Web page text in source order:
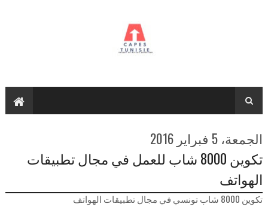
الجمعة، 5 فبراير 2016
تكوين 8000 شاب للعمل في مجال تطبيقات
الهواتف
تكوين 8000 شاب تونسي في مجال تطبيقات الهواتف